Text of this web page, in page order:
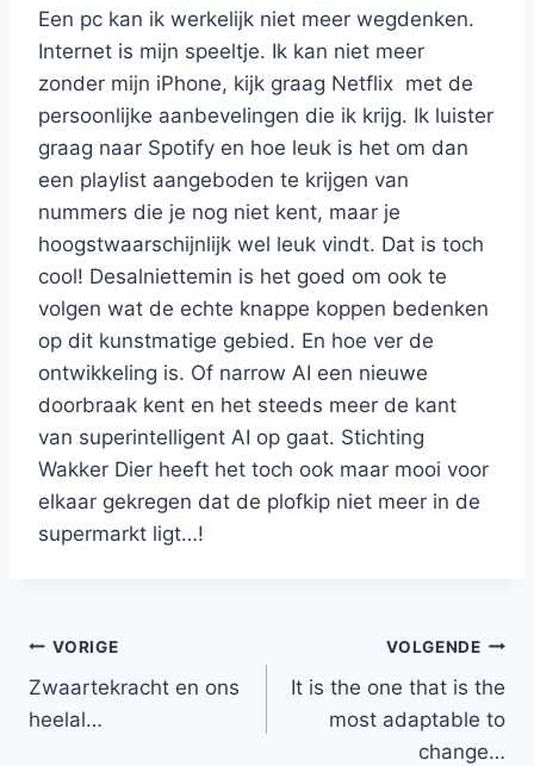
Een pc kan ik werkelijk niet meer wegdenken.
Internet is mijn speeltje. Ik kan niet meer
zonder mijn iPhone, kijk graag Netflix met de
persoonlijke aanbevelingen die ik krijg. Ik luister
graag naar Spotify en hoe leuk is het om dan
een playlist aangeboden te krijgen van
nummers die je nog niet kent, maar je
hoogstwaarschijnlijk wel leuk vindt. Dat is toch
cool! Desalniettemin is het goed om ook te
volgen wat de echte knappe koppen bedenken
op dit kunstmatige gebied. En hoe ver de
ontwikkeling is. Of narrow AI een nieuwe
doorbraak kent en het steeds meer de kant
van superintelligent AI op gaat. Stichting
Wakker Dier heeft het toch ook maar mooi voor
elkaar gekregen dat de plofkip niet meer in de
supermarkt ligt…!
Bericht
navigatie
VORIGE
Zwaartekracht en ons
heelal…
VOLGENDE
It is the one that is the
most adaptable to
change…